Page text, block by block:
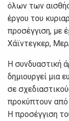
όλων των
έργου του
προσέγγιση, με
Χάϊντεγκερ,
Η συνδυαστική
δημιουργεί μια
σε
προκύπτουν από
Η προσέγγιση